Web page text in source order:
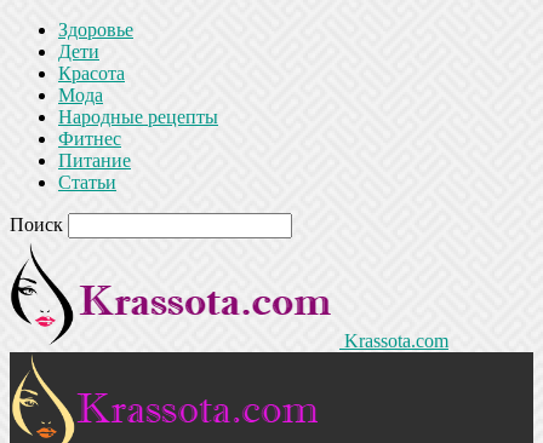
Здоровье
Дети
Красота
Мода
Народные рецепты
Фитнес
Питание
Статьи
Поиск
Krassota.com